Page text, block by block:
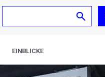
EINBLICKE